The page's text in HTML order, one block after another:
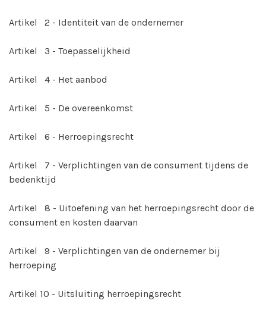
Artikel 2 - Identiteit van de ondernemer
Artikel 3 - Toepasselijkheid
Artikel 4 - Het aanbod
Artikel 5 - De overeenkomst
Artikel 6 - Herroepingsrecht
Artikel 7 - Verplichtingen van de consument tijdens de
bedenktijd
Artikel 8 - Uitoefening van het herroepingsrecht door de
consument en kosten daarvan
Artikel 9 - Verplichtingen van de ondernemer bij
herroeping
Artikel 10 - Uitsluiting herroepingsrecht